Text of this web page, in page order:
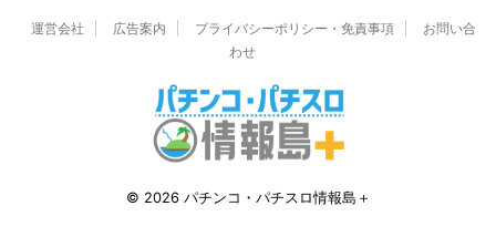
運営会社 広告案内 プライバシーポリシー・免責事項
お問い合
わせ
© 2026 パチンコ・パチスロ情報島＋